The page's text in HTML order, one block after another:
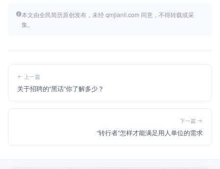
本文由全民简历原创发布，未经 qmjianli.com 同意，不得转载或采
集。
上一篇
关于招聘的“黑话”你了解多少？
下一篇
“转行者”怎样才能满足用人单位的需求